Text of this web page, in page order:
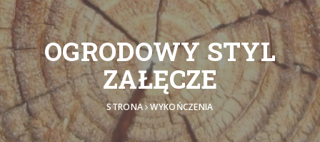
OGRODOWY STYL
ZAŁĘCZE
STRONA WYKOŃCZENIA